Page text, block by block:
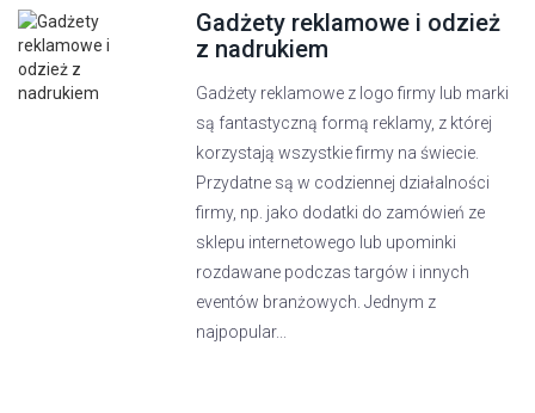
Gadżety reklamowe i odzież
z nadrukiem
Gadżety reklamowe z logo firmy lub marki
są fantastyczną formą reklamy, z której
korzystają wszystkie firmy na świecie.
Przydatne są w codziennej działalności
firmy, np. jako dodatki do zamówień ze
sklepu internetowego lub upominki
rozdawane podczas targów i innych
eventów branżowych. Jednym z
najpopular...